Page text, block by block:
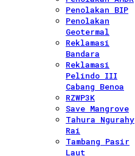
Penolakan BIP
Penolakan
Geotermal
Reklamasi
Bandara
Reklamasi
Pelindo III
Cabang Benoa
RZWP3K
Save Mangrove
Tahura Ngurahy
Rai
Tambang Pasir
Laut